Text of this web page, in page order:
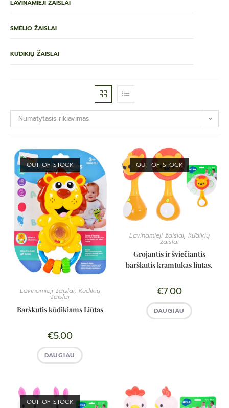
LAVINAMIEJI ŽAISLAI
SMĖLIO ŽAISLAI
KŪDIKIŲ ŽAISLAI
Numatytasis rikiavimas
OUT OF STOCK
Lavinamieji žaislai, Kūdikių
žaislai
Barškutis kūdikiams Liūtas
€5.00
DAUGIAU
OUT OF STOCK
Lavinamieji žaislai, Kūdikių
žaislai
Grojantis ir šviečiantis
barškutis kramtukas liūtas.
€7.00
DAUGIAU
OUT OF STOCK